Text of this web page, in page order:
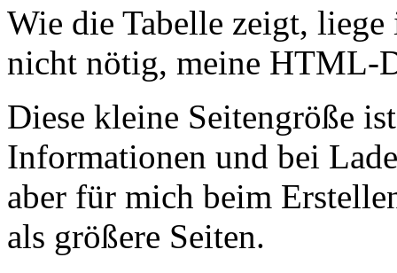
Wie die Tabelle zeigt,
nicht nötig, meine HTML-
Diese kleine Seitengröße
Informationen und bei
aber für mich beim
als größere Seiten.